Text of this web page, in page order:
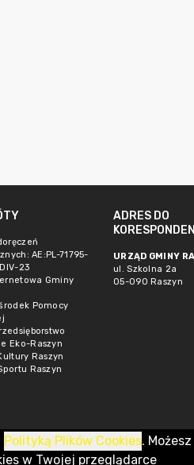
AE:PL-71795-
23
Gminy
Pomocy
Eko-Raszyn
Raszyn
Raszyn
ADRES DO
URZĄD GMINY
ul. Szkolna 2a
05-090 Raszyn
Polityką Plików Cookies.
w Twojej przeglądarce